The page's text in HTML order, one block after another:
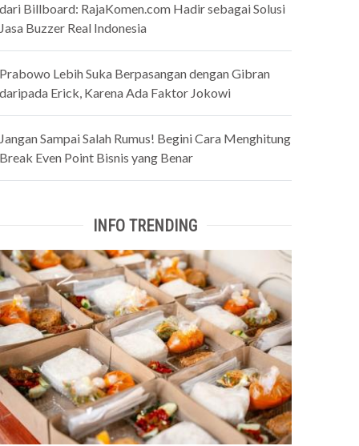
Billboard: RajaKomen.com Hadir sebagai Solusi
Buzzer Real Indonesia
Lebih Suka Berpasangan dengan Gibran
Erick, Karena Ada Faktor Jokowi
Sampai Salah Rumus! Begini Cara Menghitung
Even Point Bisnis yang Benar
INFO TRENDING